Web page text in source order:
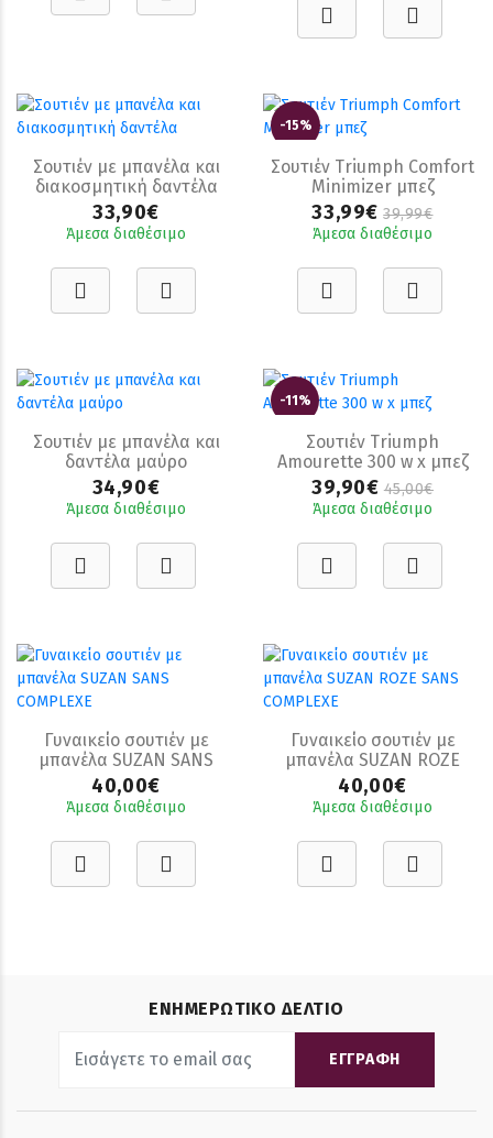
Σουτιέν με μπανέλα και
διακοσμητική δαντέλα
33,90€
Άμεσα διαθέσιμο
-15%
Σουτιέν Triumph Comfort
Minimizer μπεζ
33,99€39,99€
Άμεσα διαθέσιμο
Σουτιέν με μπανέλα και
δαντέλα μαύρο
34,90€
Άμεσα διαθέσιμο
-11%
Σουτιέν Triumph
Amourette 300 w x μπεζ
39,90€ 45,00€
Άμεσα διαθέσιμο
Γυναικείο σουτιέν με
μπανέλα SUZAN SANS
COMPLEXE
40,00€
Άμεσα διαθέσιμο
Γυναικείο σουτιέν με
μπανέλα SUZAN ROZE
SANS COMPLEXE
40,00€
Άμεσα διαθέσιμο
ΕΝΗΜΕΡΩΤΙΚΟ ΔΕΛΤΙΟ
ΕΓΓΡΑΦΗ